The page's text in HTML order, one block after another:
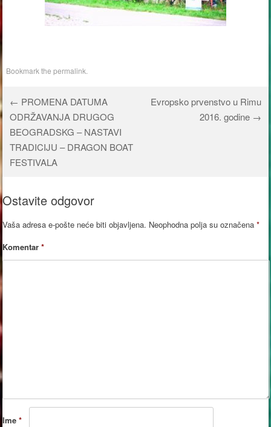
Bookmark thepermalink
Post navigation
← PROMENA DATUMA
ODRŽAVANJA DRUGOG
BEOGRADSKG – NASTAVI
TRADICIJU – DRAGON BOAT
FESTIVALA
Evropsko prvenstvo u Rimu
2016. godine →
Ostavite odgovor
Vaša adresa e-pošte neće biti objavljena. Neophodna polja su označena*
Komentar*
Ime*